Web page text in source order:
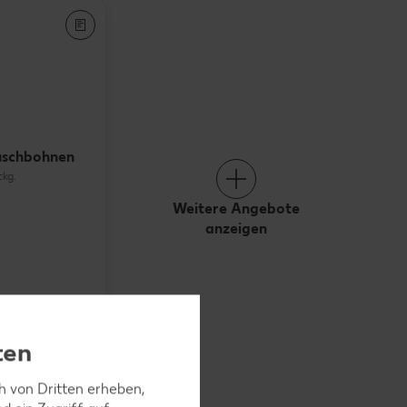
Weitere Angebote
anzeigen
von Dritten erheben,